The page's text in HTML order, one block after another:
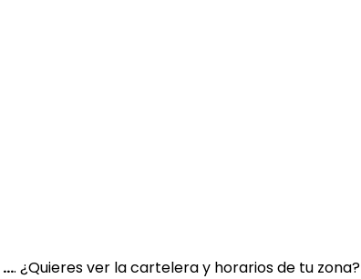
.... ¿Quieres ver la cartelera y horarios de tu zona?